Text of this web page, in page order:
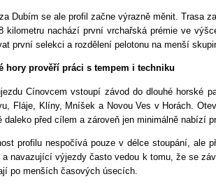
Dubím se ale profil začne výrazně měnit. Trasa
kilometru nachází první vrchařská prémie ve
první selekci a rozdělení pelotonu na menší
hory prověří práci s tempem i techniku
Cínovcem vstoupí závod do dlouhé horské
Fláje, Klíny, Mníšek a Novou Ves v Horách.
daleko před cílem a zároveň jen minimálně nabízí
profilu nespočívá pouze v délce stoupání, ale
a navazující výjezdy často vedou k tomu, že se
po menších časových úsecích.